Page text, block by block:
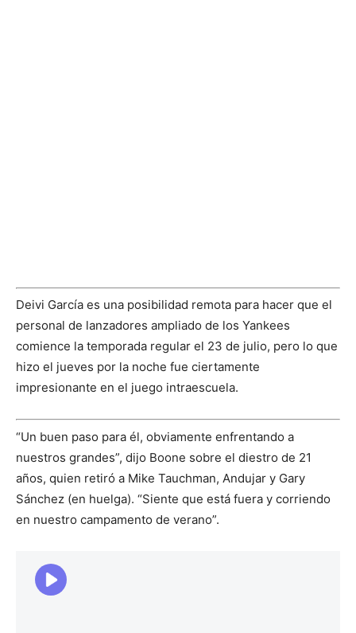
Deivi García es una posibilidad remota para hacer que el
personal de lanzadores ampliado de los Yankees
comience la temporada regular el 23 de julio, pero lo que
hizo el jueves por la noche fue ciertamente
impresionante en el juego intraescuela.
“Un buen paso para él, obviamente enfrentando a
nuestros grandes”, dijo Boone sobre el diestro de 21
años, quien retiró a Mike Tauchman, Andujar y Gary
Sánchez (en huelga). “Siente que está fuera y corriendo
en nuestro campamento de verano”.